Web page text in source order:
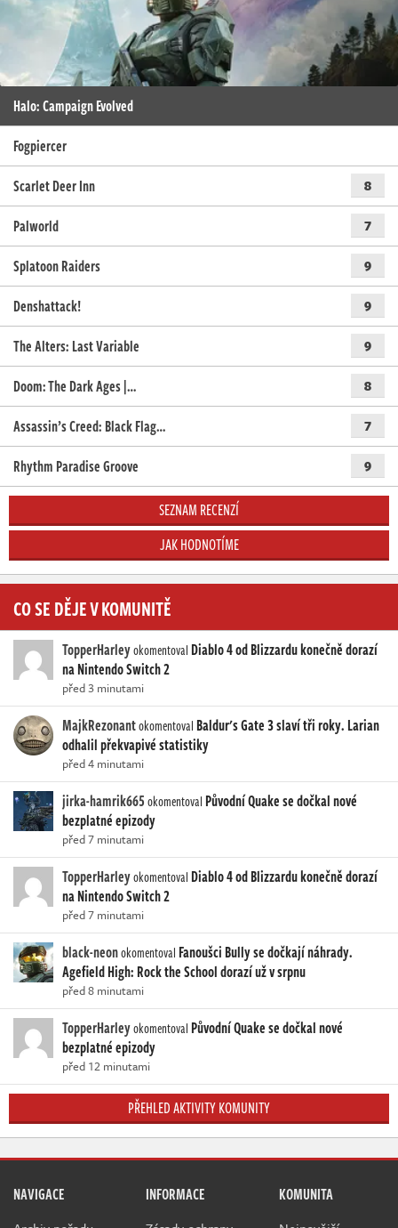
Halo: Campaign Evolved
Fogpiercer
Scarlet Deer Inn
8
Palworld 7
Splatoon Raiders 9
Denshattack! 9
The Alters: Last Variable 9
Doom: The Dark Ages |… 8
Assassin’s Creed: Black Flag… 7
Rhythm Paradise Groove 9
SEZNAM RECENZÍ
JAK HODNOTÍME
CO SE DĚJE V KOMUNITĚ
TopperHarleyokomentoval Diablo 4 od Blizzardu konečně dorazí
na Nintendo Switch 2
před 3 minutami
MajkRezonantokomentoval Baldur's Gate 3 slaví tři roky. Larian
odhalil překvapivé statistiky
před 4 minutami
jirka-hamrik665okomentoval Původní Quake se dočkal nové
bezplatné epizody
před 7 minutami
TopperHarleyokomentoval Diablo 4 od Blizzardu konečně dorazí
na Nintendo Switch 2
před 7 minutami
black-neonokomentoval Fanoušci Bully se dočkají náhrady.
Agefield High: Rock the School dorazí už v srpnu
před 8 minutami
TopperHarleyokomentoval Původní Quake se dočkal nové
bezplatné epizody
před 12 minutami
PŘEHLED AKTIVITY KOMUNITY
NAVIGACE INFORMACE KOMUNITA